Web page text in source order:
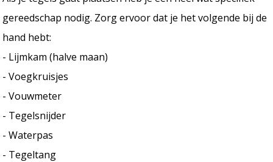
gereedschap nodig. Zorg ervoor dat je het volgende bij de
hand hebt:
- Lijmkam (halve maan)
- Voegkruisjes
- Vouwmeter
- Tegelsnijder
- Waterpas
- Tegeltang